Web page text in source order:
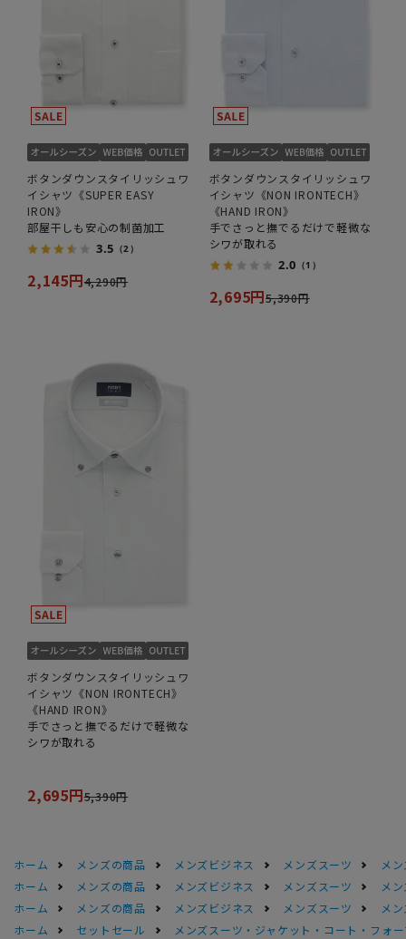
ボタンダウンスタイリッシュワ
イシャツ《SUPER EASY
IRON》
部屋干しも安心の制菌加工
3.5 （2）
2,145円4,290円
ボタンダウンスタイリッシュワ
イシャツ《NON IRONTECH》
《HAND IRON》
手でさっと撫でるだけで軽微な
シワが取れる
2.0 （1）
2,695円5,390円
ボタンダウンスタイリッシュワ
イシャツ《NON IRONTECH》
《HAND IRON》
手でさっと撫でるだけで軽微な
シワが取れる
2,695円5,390円
ホーム メンズの商品 メンズビジネス メンズスーツ
メ
ホーム
メンズの商品 メンズビジネス メンズスーツ
メ
ホーム
メンズの商品 メンズビジネス メンズスーツ
メ
ホーム
セットセール
メンズスーツ・ジャケット・コート・フォ